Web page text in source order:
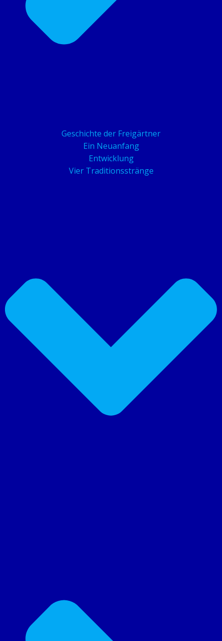
Geschichte der Freigärtner
Ein Neuanfang
Entwicklung
Vier Traditionsstränge